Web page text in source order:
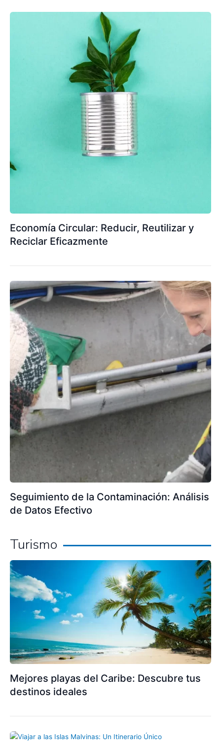
Economía Circular: Reducir, Reutilizar y
Reciclar Eficazmente
Seguimiento de la Contaminación: Análisis
de Datos Efectivo
Turismo
Mejores playas del Caribe: Descubre tus
destinos ideales